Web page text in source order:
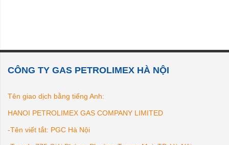
CÔNG TY GAS PETROLIMEX HÀ NỘI
Tên giao dịch bằng tiếng Anh:
HANOI PETROLIMEX GAS COMPANY LIMITED
-Tên viết tắt: PGC Hà Nội